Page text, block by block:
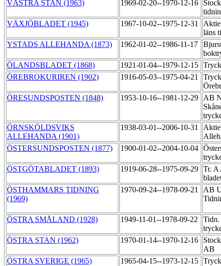
VÄSTRA STAN (1963) 1969-02-20--1970-12-16
VÄXJÖBLADET (1945)
1967-10-02--1975-12-31
läns
YSTADS ALLEHANDA (1873)
1962-01-02--1986-11-17
ÖLANDSBLADET (1868)
1921-01-04--1979-12-15
ÖREBROKURIREN (1902)
1916-05-03--1975-04-21
ÖRESUNDSPOSTEN (1848)
1953-10-16--1981-12-29
AB
ÖRNSKÖLDSVIKS
ALLEHANDA (1901)
1938-03-01--2006-10-31
ÖSTERSUNDSPOSTEN (1877)
1900-01-02--2004-10-04
ÖSTGÖTABLADET (1893)
1919-06-28--1975-09-29 Tr.
ÖSTHAMMARS TIDNING
(1969)
1970-09-24--1978-09-21
AB
ÖSTRA SMÅLAND (1928) 1949-11-01--1978-09-22
Tidn.
ÖSTRA STAN (1962)
1970-01-14--1970-12-16
AB
ÖSTRA SVERIGE (1965)
1965-04-15--1973-12-15